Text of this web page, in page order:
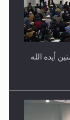
أيده الله